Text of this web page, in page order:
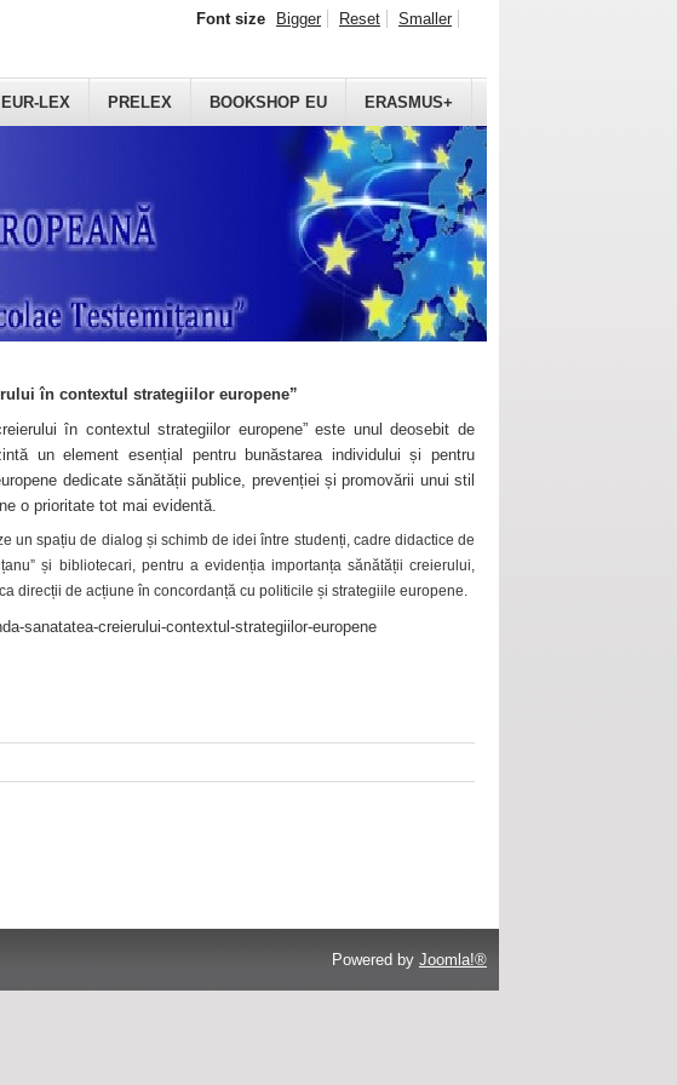
EUR-LEX PRELEX BOOKSHOP EU ERASMUS+
Font size Bigger Reset Smaller
în contextul strategiilor europene”
în contextul strategiilor europene” este unul deosebit de
un element esențial pentru bunăstarea individului și pentru
dedicate sănătății publice, prevenției și promovării unui stil
o prioritate tot mai evidentă.
un spațiu de dialog și schimb de idei între studenți, cadre didactice de
și bibliotecari, pentru a evidenția importanța sănătății creierului,
direcții de acțiune în concordanță cu politicile și strategiile europene.
sanatatea-creierului-contextul-strategiilor-europene
Powered by Joomla!®